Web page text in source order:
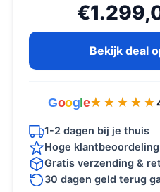
Bekijk deal
Goog e★★★★★
★★★★★
1-2 dagen bij je thuis
Hoge klantbeoordeling
Gratis verzending &
30 dagen geld terug